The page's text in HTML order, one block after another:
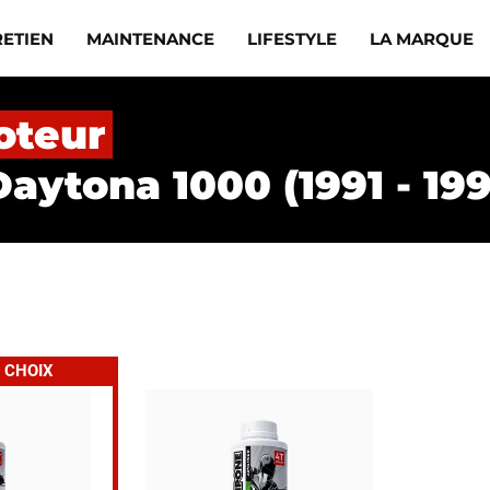
MAINTENANCE LIFESTYLE LA MARQUE
1000 (1991 -
CHOIX